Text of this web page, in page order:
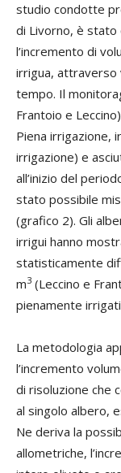
studio condotte
di Livorno, è stato
l’incremento di
irrigua, attraverso
tempo. Il
Frantoio e
Piena irrigazione,
irrigazione) e
all’inizio del
stato possibile
(grafico 2). Gli
irrigui hanno
statisticamente
m3 (Leccino e
pienamente
La metodologia
l’incremento
di risoluzione che
al singolo albero,
Ne deriva la
allometriche,